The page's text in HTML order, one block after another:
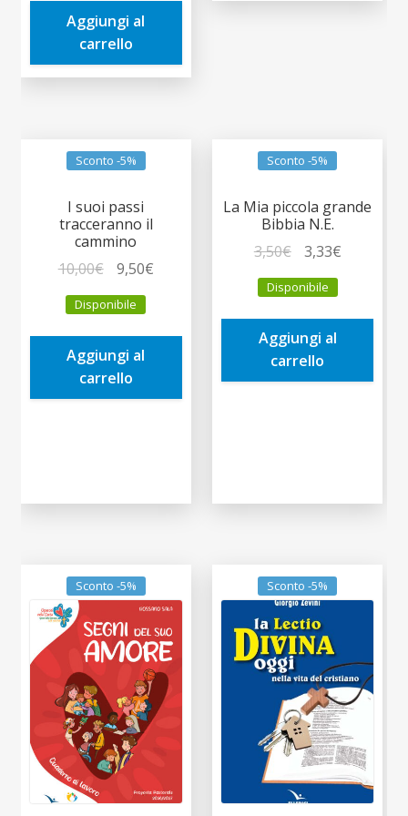
1,90€.
Aggiungi al
carrello
Sconto -5%
I suoi passi
tracceranno il
cammino
10,00€
prezzo
originale
era:
10,00€.
9,50€Il
è:
Disponibile
Aggiungi al
carrello
Sconto -5%
La Mia piccola grande
Bibbia N.E.
3,50€
prezzo
originale
era:
3,50€.
3,33€Il
è:
Disponibile
Aggiungi al
carrello
Sconto -5% Sconto -5%